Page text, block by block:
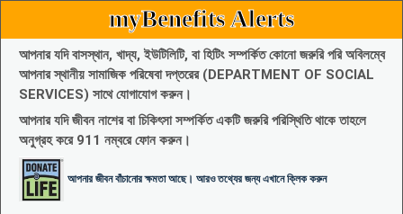
myBenefits Alerts
আপনার যদি বাসস্থান, খাদ্য, ইউটিলিটি, বা হিটিং সম্পর্কিত কোনো জরুরি পরি অবিলম্বে
আপনার স্থানীয় সামাজিক পরিষেবা দপ্তরের (DEPARTMENT OF SOCIAL
SERVICES) সাথে যোগাযোগ করুন।
আপনার যদি জীবন নাশের বা চিকিৎসা সম্পর্কিত একটি জরুরি পরিস্থিতি থাকে তাহলে
অনুগ্রহ করে 911 নম্বরে ফোন করুন।
আপনার জীবন বাঁচানোর ক্ষমতা আছে। আরও তথ্যের জন্য এখানে ক্লিক করুন